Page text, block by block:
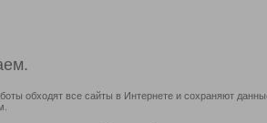
обходят все сайты в Интернете и сохраняют